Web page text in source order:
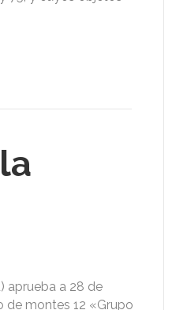
aprueba a 28 de
de montes 12 «Grupo